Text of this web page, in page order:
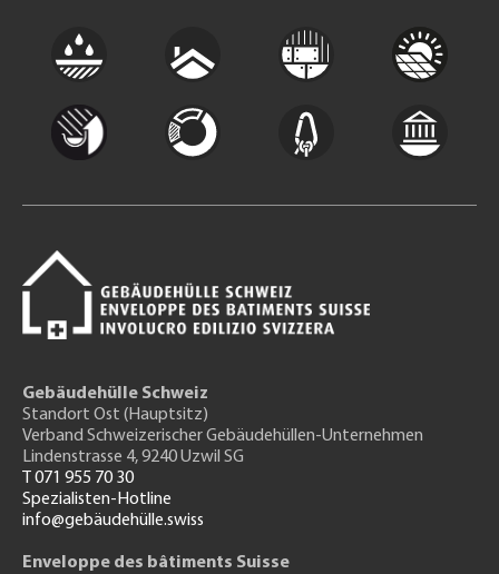
Gebäudehülle Schweiz
Standort Ost (Hauptsitz)
Verband Schweizerischer Gebäudehüllen-Unternehmen
Lindenstrasse 4, 9240 Uzwil SG
T 071 955 70 30
Spezialisten-Hotline
info@gebäudehülle.swiss
Enveloppe des bâtiments Suisse